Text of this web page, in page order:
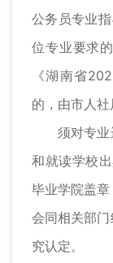
公务员专业
位专业要求
《湖南省
的，由市人社
须对专业
和就读学校
毕业学院盖
会同相关部
究认定。